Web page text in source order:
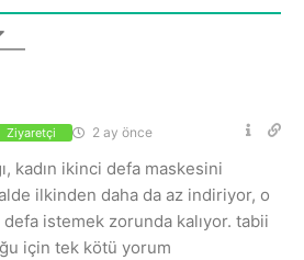
Ziyaretçi 2 ay önce
kadın ikinci defa maskesini
ilkinden daha da az indiriyor, o
istemek zorunda kalıyor. tabii
için tek kötü yorum